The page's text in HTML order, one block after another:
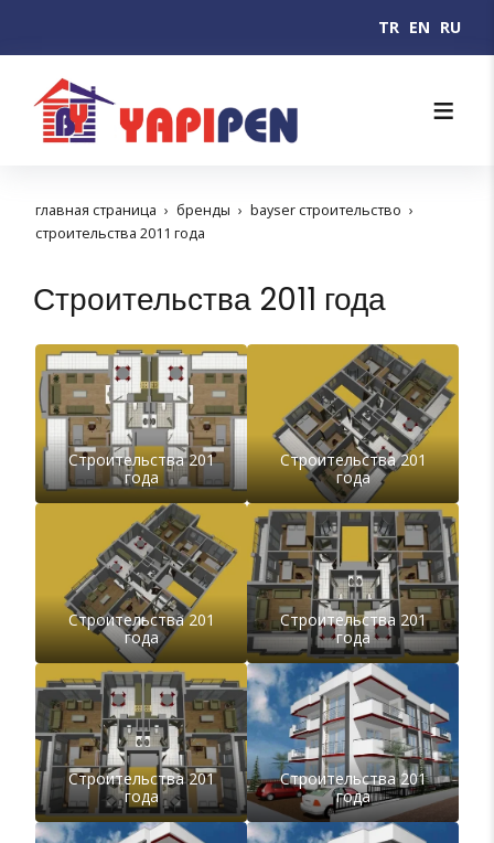
TR EN RU
главная страница бренды
bayser строительство
строительства 2011 года
Строительства 2011 года
Строительства 201
года
Строительства 201
года
Строительства 201
года
Строительства 201
года
Строительства 201
года
Строительства 201
года